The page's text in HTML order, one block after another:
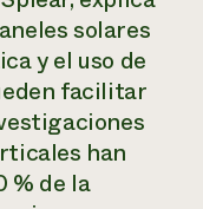
AgriSolar
solares
y el uso de
facilitar
han
% de la